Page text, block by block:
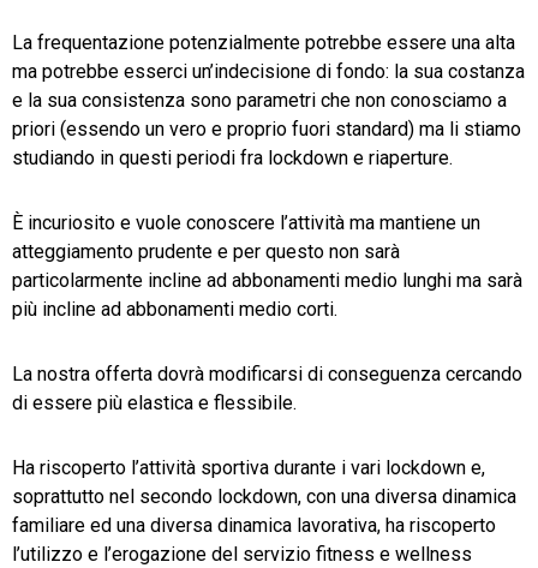
La frequentazione potenzialmente potrebbe essere una alta
ma potrebbe esserci un’indecisione di fondo: la sua costanza
e la sua consistenza sono parametri che non conosciamo a
priori (essendo un vero e proprio fuori standard) ma li stiamo
studiando in questi periodi fra lockdown e riaperture.
È incuriosito e vuole conoscere l’attività ma mantiene un
atteggiamento prudente e per questo non sarà
particolarmente incline ad abbonamenti medio lunghi ma sarà
più incline ad abbonamenti medio corti.
La nostra offerta dovrà modificarsi di conseguenza cercando
di essere più elastica e flessibile.
Ha riscoperto l’attività sportiva durante i vari lockdown e,
soprattutto nel secondo lockdown, con una diversa dinamica
familiare ed una diversa dinamica lavorativa, ha riscoperto
l’utilizzo e l’erogazione del servizio fitness e wellness